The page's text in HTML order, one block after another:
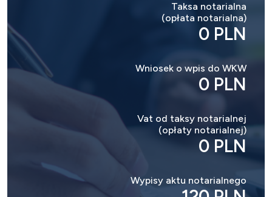
Taksa notarialna
(opłata notarialna)
0 PLN
Wniosek o wpis do WKW
0 PLN
Vat od taksy notarialnej
(opłaty notarialnej)
0 PLN
Wypisy aktu notarialnego